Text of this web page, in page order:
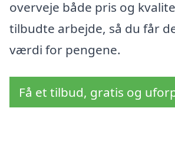
overveje både pris og
tilbudte arbejde, så du får
værdi for pengene.
Få et tilbud, gratis og